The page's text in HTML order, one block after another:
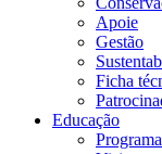
Apoie
Gestão
Ficha
Educação